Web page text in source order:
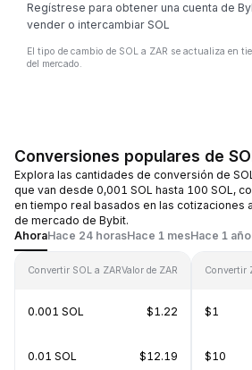
Regístrese para obtener una cuenta de
vender o intercambiar SOL
El tipo de cambio de SOL a ZAR se actualiza en
del mercado.
Conversiones populares de
Explora las cantidades de conversión de
que van desde 0,001 SOL hasta 100 SOL,
en tiempo real basados en las cotizaciones
de mercado de Bybit.
AhoraHace 24 horasHace 1 mesHace 1 año
Convertir SOL a ZARValor de ZAR
0.001 SOL $1.22
0.01 SOL $12.19
Convertir
$1
$10